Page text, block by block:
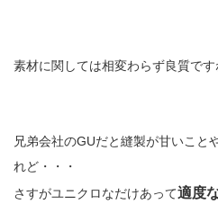
素材に関しては相変わらず良質です
兄弟会社のGUだと縫製が甘いこと
れど・・・
さすがユニクロなだけあって適度